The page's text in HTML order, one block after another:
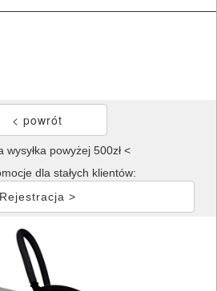
wysyłka powyżej 500zł <
dla stałych klientów:
Rejestracja >